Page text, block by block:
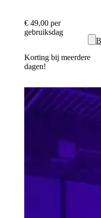
€ 49,00 per
gebruiksdag
Korting bij meerdere
dagen!